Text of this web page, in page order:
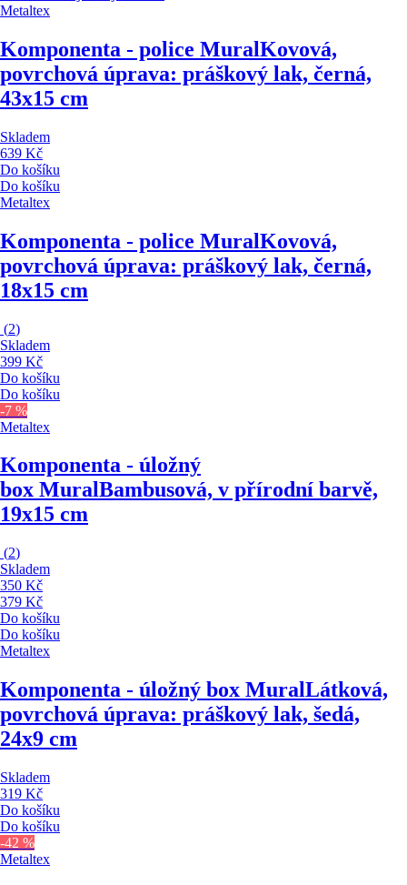
Metaltex
Komponenta - police MuralKovová,
povrchová úprava: práškový lak, černá,
43x15 cm
Skladem
639 Kč
Do košíku
Do košíku
Metaltex
Komponenta - police MuralKovová,
povrchová úprava: práškový lak, černá,
18x15 cm
(2)
Skladem
399 Kč
Do košíku
Do košíku
-7 %
Metaltex
Komponenta - úložný
box MuralBambusová, v přírodní barvě,
19x15 cm
(2)
Skladem
350 Kč
379 Kč
Do košíku
Do košíku
Metaltex
Komponenta - úložný box MuralLátková,
povrchová úprava: práškový lak, šedá,
24x9 cm
Skladem
319 Kč
Do košíku
Do košíku
-42 %
Metaltex